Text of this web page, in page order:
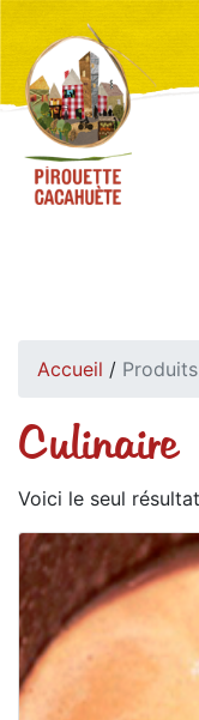
Accueil /
Culinaire
Voici le seul résultat